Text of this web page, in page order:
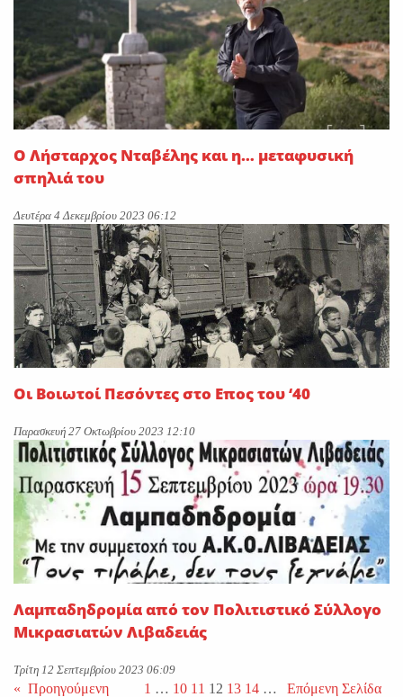
Ο Λήσταρχος Νταβέλης και η… μεταφυσική
σπηλιά του
Δευτέρα 4 Δεκεμβρίου 2023 06:12
Οι Βοιωτοί Πεσόντες στο Επος του ‘40
Παρασκευή 27 Οκτωβρίου 2023 12:10
Λαμπαδηδρομία από τον Πολιτιστικό Σύλλογο
Μικρασιατών Λιβαδειάς
Τρίτη 12 Σεπτεμβρίου 2023 06:09
« Προηγούμενη
1 … 10 11 12 13 14 …
Επόμενη Σελίδα